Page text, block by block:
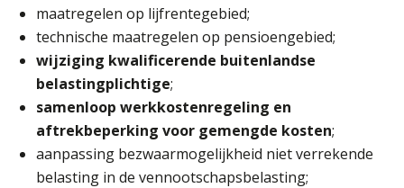
maatregelen op lijfrentegebied;
technische maatregelen op pensioengebied;
wijziging kwalificerende buitenlandse
belastingplichtige;
samenloop werkkostenregeling en
aftrekbeperking voor gemengde kosten;
aanpassing bezwaarmogelijkheid niet verrekende
belasting in de vennootschapsbelasting;
SEP
MOCuitgevers
03
SEP
Online cursus Wwft voor salarisadministrateurs (inclusief praktijkmodellen)
MOCuitgevers
07
SEP
Online cursus Bedingen in de arbeidsovereenkomst
MOCuitgevers